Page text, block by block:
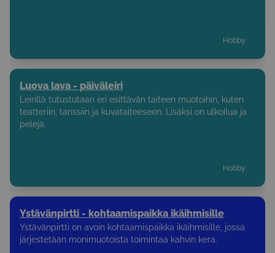
Hobby
Luova lava - päiväleiri
Leirillä tutustutaan eri esittävän taiteen muotoihin, kuten
teatteriin, tanssiin ja kuvataiteeseen. Lisäksi on ulkoilua ja
pelejä.
Hobby
Ystävänpirtti - kohtaamispaikka ikäihmisille
Ystävänpirtti on avoin kohtaamispaikka ikäihmisille, jossa
järjestetään monimuotoista toimintaa kahvin kera.